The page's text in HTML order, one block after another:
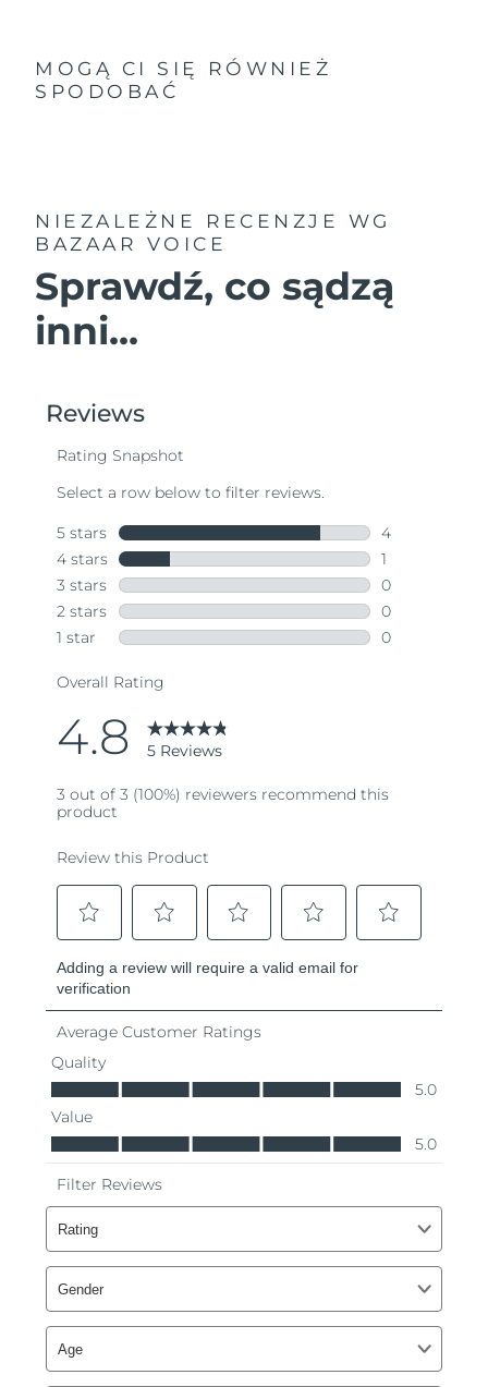
MOGĄ CI SIĘ RÓWNIEŻ
SPODOBAĆ
NIEZALEŻNE RECENZJE
WG
BAZAAR VOICE
Sprawdź, co sądzą
inni...